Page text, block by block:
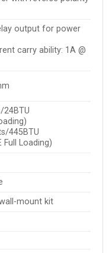
output for power
carry ability: 1A @
24BTU
445BTU
Full Loading)
mount kit